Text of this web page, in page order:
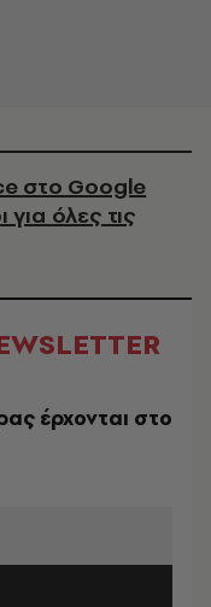
στο Google
όλες τις
έρχονται στο